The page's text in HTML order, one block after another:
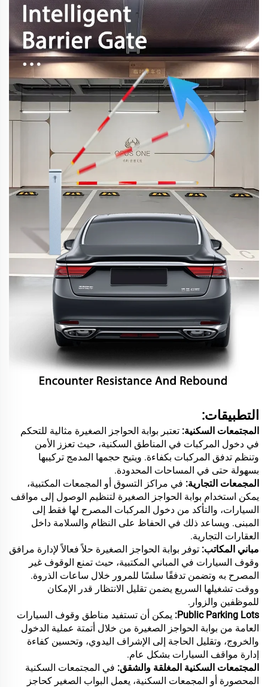
التطبيقات:
المجتمعات السكنية: تعتبر بوابة الحواجز الصغيرة مثالية للتحكم
في دخول المركبات في المناطق السكنية، حيث تعزز الأمن
وتنظم تدفق المركبات بكفاءة. ويتيح حجمها المدمج تركيبها
بسهولة حتى في المساحات المحدودة.
المجمعات التجارية: في مراكز التسوق أو المجمعات المكتبية،
يمكن استخدام بوابة الحواجز الصغيرة لتنظيم الوصول إلى مواقف
السيارات، والتأكد من دخول المركبات المصرح لها فقط إلى
المبنى. ويساعد ذلك في الحفاظ على النظام والسلامة داخل
العقارات التجارية.
مباني المكاتب: توفر بوابة الحواجز الصغيرة حلاً فعالاً لإدارة مرافق
وقوف السيارات في المباني المكتبية، حيث تمنع الوقوف غير
المصرح به وتضمن تدفقًا سلسًا للمرور خلال ساعات الذروة.
ووقت تشغيلها السريع يضمن تقليل الانتظار قدر الإمكان
للموظفين والزوار.
Public Parking Lots: يمكن أن تستفيد مناطق وقوف السيارات
العامة من بوابة الحواجز الصغيرة من خلال أتمتة عملية الدخول
والخروج، وتقليل الحاجة إلى الإشراف اليدوي، وتحسين كفاءة
إدارة مواقف السيارات بشكل عام.
المجتمعات السكنية المغلقة والشقق: في المجتمعات السكنية
المحصورة أو المجمعات السكنية، يعمل البواب الصغير كحاجز